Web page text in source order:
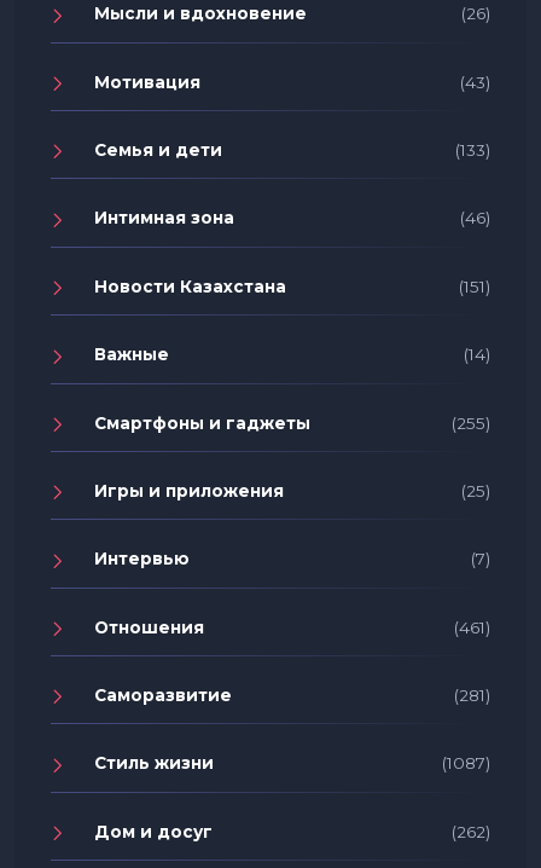
Мысли и вдохновение (26)
Мотивация (43)
Семья и дети (133)
Интимная зона (46)
Новости Казахстана (151)
Важные (14)
Смартфоны и гаджеты (255)
Игры и приложения (25)
Интервью (7)
Отношения (461)
Саморазвитие (281)
Стиль жизни (1087)
Дом и досуг (262)